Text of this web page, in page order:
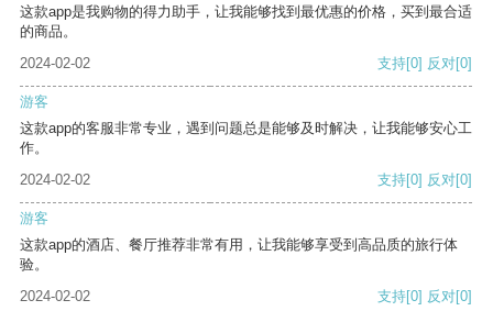
这款app是我购物的得力助手，让我能够找到最优惠的价格，买到最合适
的商品。
2024-02-02
支持[0] 反对[0]
游客
这款app的客服非常专业，遇到问题总是能够及时解决，让我能够安心工
作。
2024-02-02
支持[0] 反对[0]
游客
这款app的酒店、餐厅推荐非常有用，让我能够享受到高品质的旅行体
验。
2024-02-02
支持[0] 反对[0]